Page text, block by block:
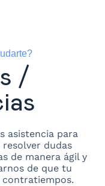
/
asistencia para
dudas
de manera ágil y
de que tu
contratiempos.